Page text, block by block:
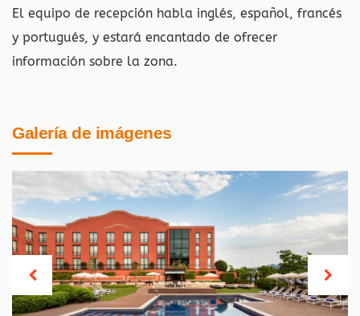
El equipo de recepción habla inglés, español, francés
y portugués, y estará encantado de ofrecer
información sobre la zona.
Galería de imágenes